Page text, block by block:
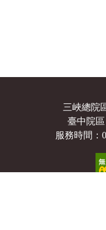
三峽總院
臺中院區
服務時間：